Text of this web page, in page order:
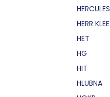
HERCULES
HERR KLEE
HET
HG
HIT
HLUBNA